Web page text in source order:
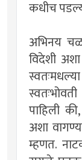
कधीच
अभिनय
विदेशी
पाहिली
अशा
म्हणत.